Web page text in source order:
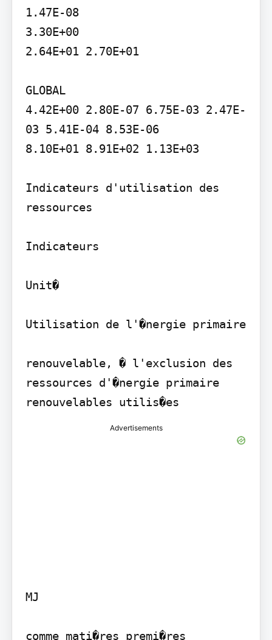
1.47E-08
3.30E+00
2.64E+01 2.70E+01
GLOBAL
4.42E+00 2.80E-07 6.75E-03 2.47E-
03 5.41E-04 8.53E-06
8.10E+01 8.91E+02 1.13E+03
Indicateurs d'utilisation des
ressources
Indicateurs
Unit�
Utilisation de l'�nergie primaire
renouvelable, � l'exclusion des
ressources d'�nergie primaire
Advertisements
MJ
comme mati�res premi�res